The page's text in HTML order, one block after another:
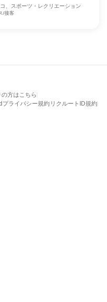
、スポーツ・レクリエーション
/接客
方はこちら
プライバシー規約 リクルートID規約